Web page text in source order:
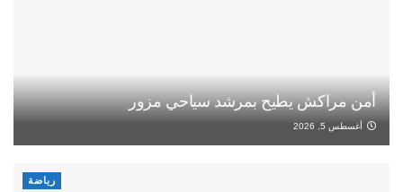
أمن مراكش يطيح بمرشد سياحي مزور
أغسطس 5, 2026
رياضة